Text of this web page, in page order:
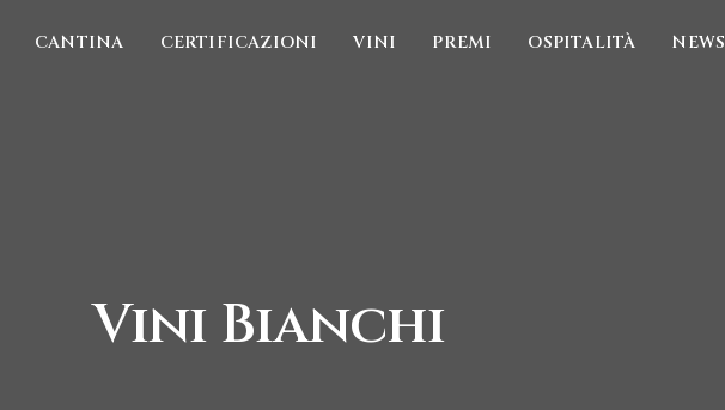
CANTINA CERTIFICAZIONI VINI PREMI OSPITALITÀ NEWS
Vini Bianchi